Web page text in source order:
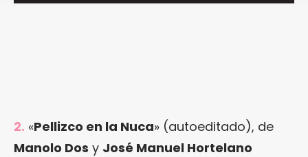
2. «Pellizco en la Nuca» (autoeditado), de
Manolo Dos y José Manuel Hortelano